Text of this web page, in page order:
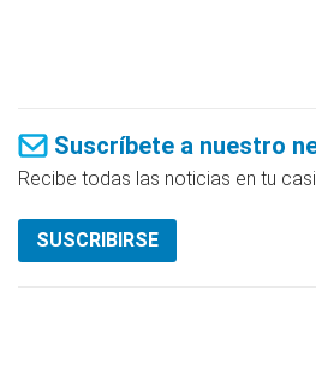
Suscríbete a nuestro
Recibe todas las noticias en tu
SUSCRIBIRSE